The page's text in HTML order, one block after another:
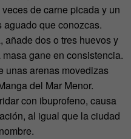
de carne picada y un
aguado que conozcas.
añade dos o tres huevos y
gane en consistencia.
unas arenas movedizas
del Mar Menor.
con ibuprofeno, causa
al igual que la ciudad